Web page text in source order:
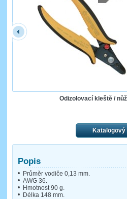
Odizolovací kleště /
Katalogový
Popis
Průměr vodiče 0,13 mm.
AWG 36.
Hmotnost 90 g.
Délka 148 mm.